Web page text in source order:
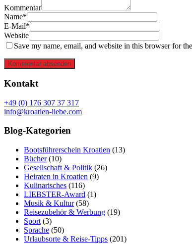
Kommentar
Name*
E-Mail*
Website
Save my name, email, and website in this browser for
Kommentar absenden
Kontakt
+49 (0) 176 307 37 317
info@kroatien-liebe.com
Blog-Kategorien
Bootsführerschein Kroatien (13)
Bücher(10)
Gesellschaft & Politik (26)
Heiraten in Kroatien (9)
Kulinarisches (116)
LIEBSTER-Award (1)
Musik & Kultur(58)
Reisezubehör & Werbung (19)
Sport (3)
Sprache (50)
Urlaubsorte & Reise-Tipps (201)